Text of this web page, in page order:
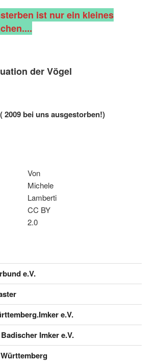
ist nur ein kleines
der Vögel
2009 bei uns ausgestorben!)
Von
Michele
Lamberti
CC BY
2.0
e.V.
e.V.
Imker e.V.